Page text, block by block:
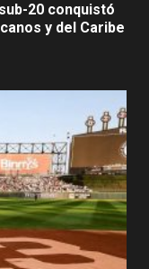
20 conquistó
y del Caribe